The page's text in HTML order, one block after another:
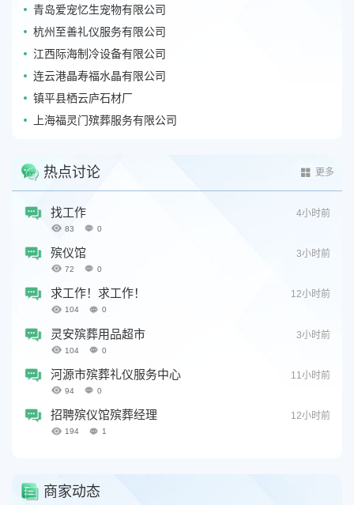
青岛爱宠忆生宠物有限公司
杭州至善礼仪服务有限公司
江西际海制冷设备有限公司
连云港晶寿福水晶有限公司
镇平县栖云庐石材厂
上海福灵门殡葬服务有限公司
热点讨论 更多
4小时前
找工作
83 0
3小时前
殡仪馆
72 0
12小时前
求工作！求工作！
104 0
3小时前
灵安殡葬用品超市
104 0
11小时前
河源市殡葬礼仪服务中心
94 0
12小时前
招聘殡仪馆殡葬经理
194 1
商家动态